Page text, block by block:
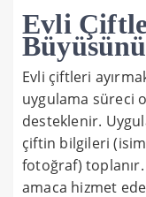
Evli
Evli çiftleri
uygulama süreci
desteklenir.
çiftin bilgileri
fotoğraf)
amaca hizmet